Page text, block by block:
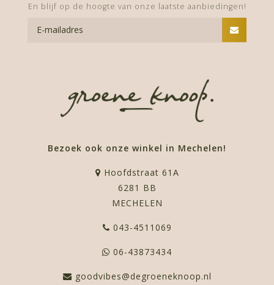
En blijf op de hoogte van onze laatste aanbiedingen!
Bezoek ook onze winkel in Mechelen!
Hoofdstraat 61A
6281 BB
MECHELEN
043-4511069
06-43873434
goodvibes@degroeneknoop.nl